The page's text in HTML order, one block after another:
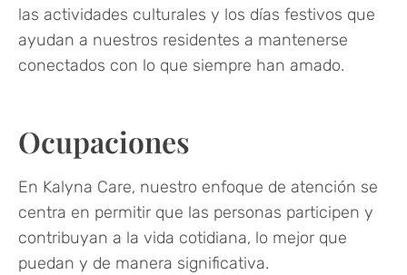
las actividades culturales y los días festivos que
ayudan a nuestros residentes a mantenerse
conectados con lo que siempre han amado.
Ocupaciones
En Kalyna Care, nuestro enfoque de atención se
centra en permitir que las personas participen y
contribuyan a la vida cotidiana, lo mejor que
puedan y de manera significativa.